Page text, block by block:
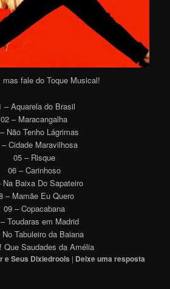
mas fale do Toque Musical!
– Aquarela do Brasil
02 – Maracangalha
Não Tenho Lágrimas
Cidade Maravilhosa
05 – Risque
06 – Carinhoso
Na Baixa Do Sapateiro
– Mamãe Eu Quero
09 – Copacabana
Toudaras em Madrid
No Tabuleiro da Baiana
Que Saudades da Amélia
e Seus Dixiedrools | Deixe uma resposta